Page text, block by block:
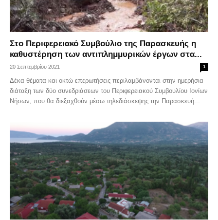
Στο Περιφερειακό Συμβούλιο της Παρασκευής η
καθυστέρηση των αντιπλημμυρικών έργων στα...
20 Σεπτεμβρίου 2021 1
Δέκα θέματα και οκτώ επερωτήσεις περιλαμβάνονται στην ημερήσια
διάταξη των δύο συνεδριάσεων του Περιφερειακού Συμβουλίου Ιονίων
Νήσων, που θα διεξαχθούν μέσω τηλεδιάσκεψης την Παρασκευή...